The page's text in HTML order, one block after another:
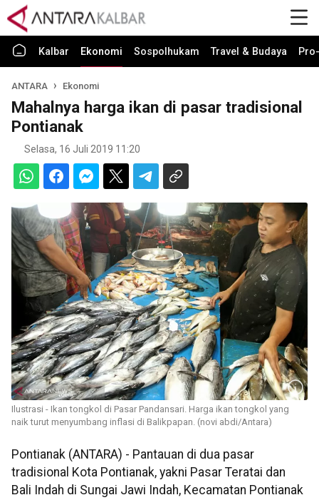
Kalbar Ekonomi Sospolhukam Travel & Budaya
ANTARA Ekonomi
Mahalnya harga ikan di pasar tradisional
Pontianak
Selasa, 16 Juli 2019 11:20
Ilustrasi - Ikan tongkol di Pasar Pandansari. Harga ikan tongkol yang
naik turut menyumbang inflasi di Balikpapan. (novi abdi/Antara)
Pontianak (ANTARA) - Pantauan di dua pasar
tradisional Kota Pontianak, yakni Pasar Teratai dan
Bali Indah di Sungai Jawi Indah, Kecamatan Pontianak